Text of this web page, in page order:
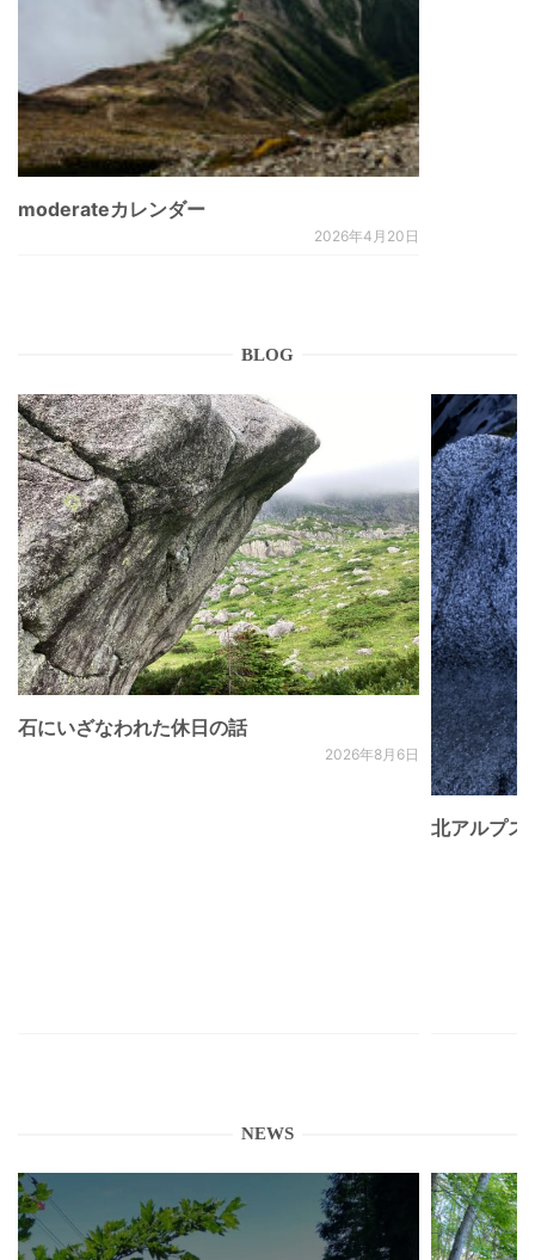
moderateカレンダー
2026年4月20日
BLOG
石にいざなわれた休日の話
2026年8月6日
北アルプ
NEWS